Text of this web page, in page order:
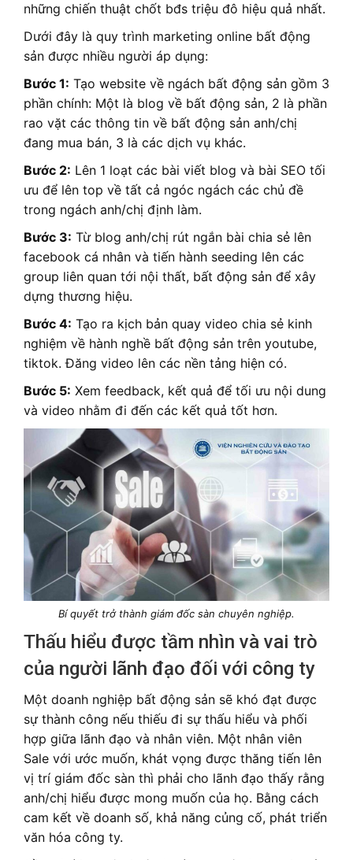
những chiến thuật chốt bđs triệu đô hiệu quả nhất.
Dưới đây là quy trình marketing online bất động
sản được nhiều người áp dụng:
Bước 1: Tạo website về ngách bất động sản gồm 3
phần chính: Một là blog về bất động sản, 2 là phần
rao vặt các thông tin về bất động sản anh/chị
đang mua bán, 3 là các dịch vụ khác.
Bước 2: Lên 1 loạt các bài viết blog và bài SEO tối
ưu để lên top về tất cả ngóc ngách các chủ đề
trong ngách anh/chị định làm.
Bước 3: Từ blog anh/chị rút ngắn bài chia sẻ lên
facebook cá nhân và tiến hành seeding lên các
group liên quan tới nội thất, bất động sản để xây
dựng thương hiệu.
Bước 4: Tạo ra kịch bản quay video chia sẻ kinh
nghiệm về hành nghề bất động sản trên youtube,
tiktok. Đăng video lên các nền tảng hiện có.
Bước 5: Xem feedback, kết quả để tối ưu nội dung
và video nhằm đi đến các kết quả tốt hơn.
Bí quyết trở thành giám đốc sàn chuyên nghiệp.
Thấu hiểu được tầm nhìn và vai trò
của người lãnh đạo đối với công ty
Một doanh nghiệp bất động sản sẽ khó đạt được
sự thành công nếu thiếu đi sự thấu hiểu và phối
hợp giữa lãnh đạo và nhân viên. Một nhân viên
Sale với ước muốn, khát vọng được thăng tiến lên
vị trí giám đốc sàn thì phải cho lãnh đạo thấy rằng
anh/chị hiểu được mong muốn của họ. Bằng cách
cam kết về doanh số, khả năng củng cố, phát triển
văn hóa công ty.